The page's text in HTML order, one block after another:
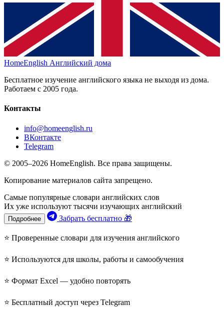
HomeEnglish Английский дома
Бесплатное изучение английского языка не выходя из дома.
Работаем с 2005 года.
Контакты
info@homeenglish.ru
ВКонтакте
Telegram
© 2005–2026 HomeEnglish. Все права защищены.
Копирование материалов сайта запрещено.
Самые популярные словари английских слов
Их уже используют тысячи изучающих английский
Подробнее Забрать бесплатно 🎁
⭐ Проверенные словари для изучения английского
⭐ Используются для школы, работы и самообучения
⭐ Формат Excel — удобно повторять
⭐ Бесплатный доступ через Telegram